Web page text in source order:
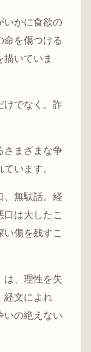
いかに食欲の
命を傷つける
いていま
けでなく、詐
さまざまな争
います。
、無駄話。経
は大したこ
傷を残すこ
は、理性を失
経文によれ
いの絶えない